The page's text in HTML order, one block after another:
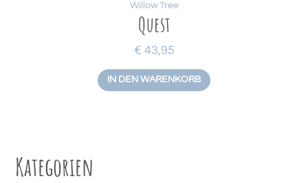
Quest
€ 43,95
IN DEN WARENKORB
Willow Tree
Kategorien